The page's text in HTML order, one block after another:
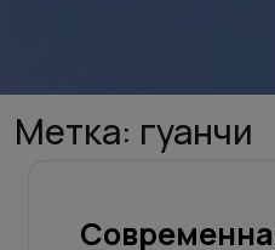
Метка: гуанчи